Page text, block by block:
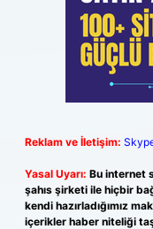
Reklam ve İletişim:
Yasal Uyarı: Bu internet
şahıs şirketi ile hiçbir
kendi hazırladığımız
içerikler haber niteliği